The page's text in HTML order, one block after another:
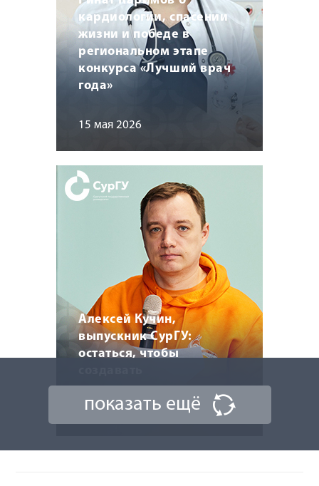
кардиологии, спасении
жизни и победе в
региональном этапе
конкурса «Лучший врач
года»
15 мая 2026
Алексей Кучин,
выпускник СурГУ:
остаться, чтобы
6 мая 2026
показать ещё